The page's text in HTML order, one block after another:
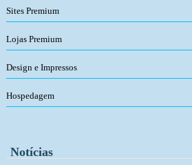
Sites Premium
Lojas Premium
Design e Impressos
Hospedagem
Notícias